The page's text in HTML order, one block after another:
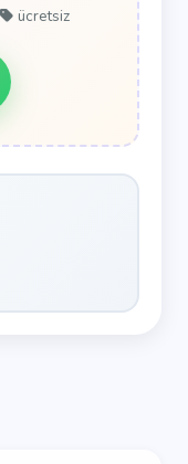
ücretsiz